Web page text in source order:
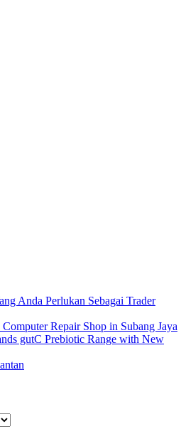
Anda Perlukan Sebagai Trader
Repair Shop in Subang Jaya
gutC Prebiotic Range with New